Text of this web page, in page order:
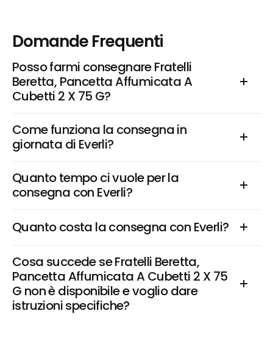
Domande Frequenti
Posso farmi consegnare Fratelli
Beretta, Pancetta Affumicata A
Cubetti 2 X 75 G?
Come funziona la consegna in
giornata di Everli?
Quanto tempo ci vuole per la
consegna con Everli?
Quanto costa la consegna con Everli?
Cosa succede se Fratelli Beretta,
Pancetta Affumicata A Cubetti 2 X 75
G non è disponibile e voglio dare
istruzioni specifiche?